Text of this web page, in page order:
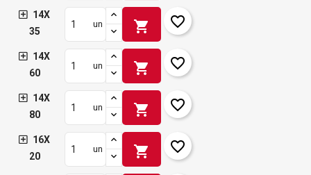
14X
35
un shopping_cart favorite_border
14X
60
un shopping_cart favorite_border
14X
80
un shopping_cart favorite_border
16X
20
un shopping_cart favorite_border